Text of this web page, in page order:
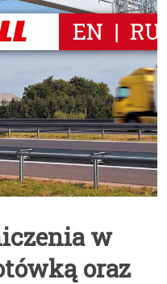
w
oraz